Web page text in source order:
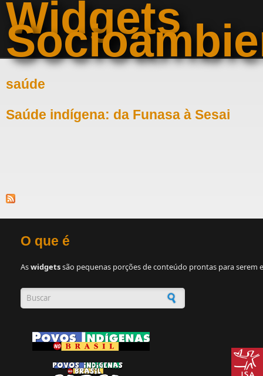
Pular para o conteúdo principal
Widgets
saúde
Saúde indígena: da Funasa à Sesai
O que é
Aswidgetssão pequenas porções de conteúdo prontas para serem
Formulário de busca